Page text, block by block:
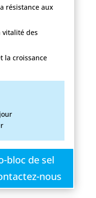
résistance aux
des
la croissance
bloc de sel
nous